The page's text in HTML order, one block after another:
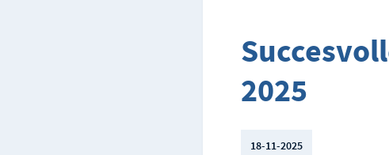
2025
18-11-2025